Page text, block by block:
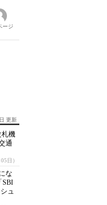
ージ
更新
札機
通
日）
な
SBI
ュ